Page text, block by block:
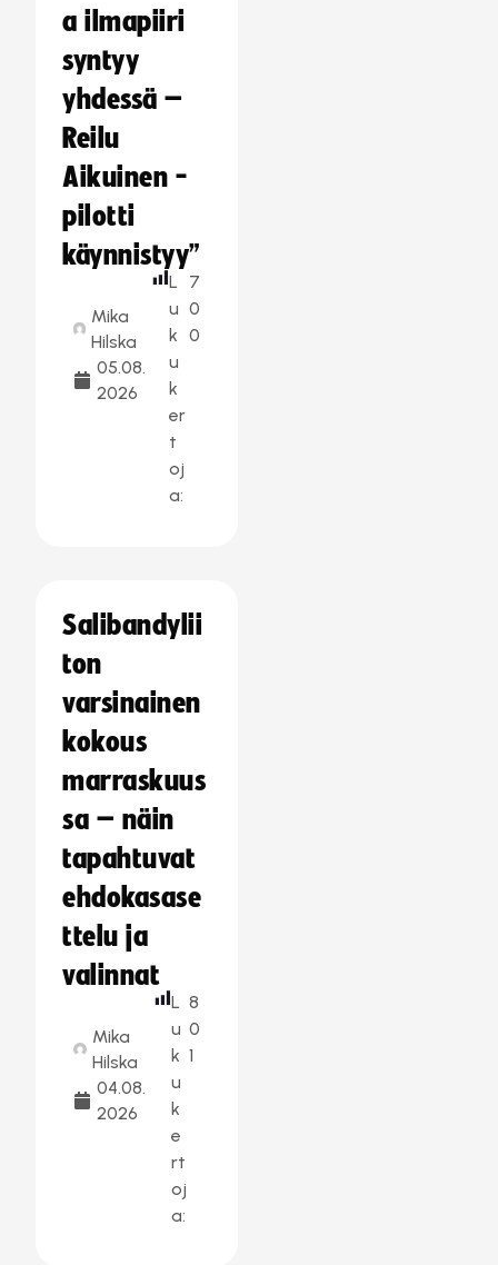
a ilmapiiri
syntyy
yhdessä –
Reilu
Aikuinen -
pilotti
käynnistyy”
Mika
Hilska
05.08.
2026
L
u
k
u
k
er
t
oj
a:
7
0
0
Salibandylii
ton
varsinainen
kokous
marraskuus
sa – näin
tapahtuvat
ehdokasase
ttelu ja
valinnat
Mika
Hilska
04.08.
2026
L
u
k
u
k
e
rt
oj
a:
8
0
1